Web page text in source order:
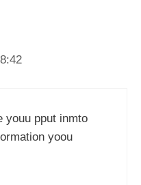
youu pput inmto
yoou